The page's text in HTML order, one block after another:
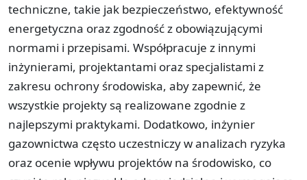
techniczne, takie jak bezpieczeństwo, efektywność
energetyczna oraz zgodność z obowiązującymi
normami i przepisami. Współpracuje z innymi
inżynierami, projektantami oraz specjalistami z
zakresu ochrony środowiska, aby zapewnić, że
wszystkie projekty są realizowane zgodnie z
najlepszymi praktykami. Dodatkowo, inżynier
gazownictwa często uczestniczy w analizach ryzyka
oraz ocenie wpływu projektów na środowisko, co